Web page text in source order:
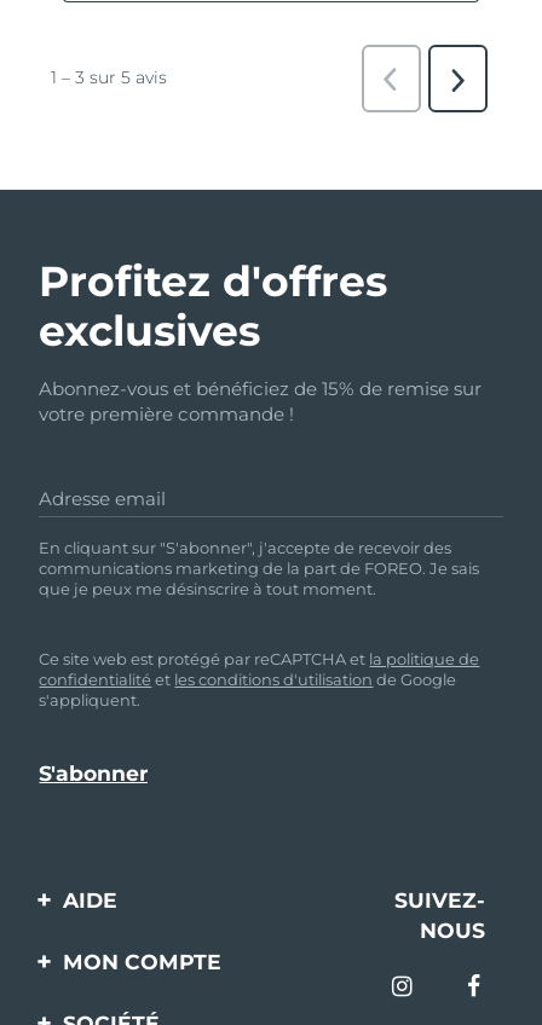
Profitez d'offres
exclusives
Abonnez-vous et bénéficiez de 15% de remise sur
votre première commande !
Adresse email
En cliquant sur "S'abonner", j'accepte de recevoir des
communications marketing de la part de FOREO. Je sais
que je peux me désinscrire à tout moment.
Ce site web est protégé par reCAPTCHA et la politique de
confidentialité et les conditions d'utilisation de Google
s'appliquent.
AIDE
Contactez-nous
SUIVEZ-
NOUS
MON COMPTE
Enregistrement produit